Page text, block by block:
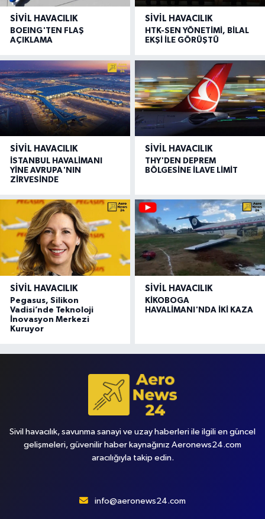
SIVIL HAVACILIK
BOEING'TEN FLAŞ
AÇIKLAMA
SIVIL HAVACILIK
HTK-SEN YÖNETİMİ, BİLAL
EKŞİ İLE GÖRÜŞTÜ
SIVIL HAVACILIK
İSTANBUL HAVALİMANI
YİNE AVRUPA'NIN
ZİRVESİNDE
SIVIL HAVACILIK
THY'DEN DEPREM
BÖLGESİNE İLAVE LİMİT
SIVIL HAVACILIK
Pegasus, Silikon
Vadisi’nde Teknoloji
İnovasyon Merkezi
Kuruyor
SIVIL HAVACILIK
KİKOBOGA
HAVALİMANI'NDA İKİ KAZA
Sivil havacılık, savunma sanayi ve uzay haberleri ile ilgili en güncel
gelişmeleri, güvenilir haber kaynağınız Aeronews24.com
aracılığıyla takip edin.
info@aeronews24.com